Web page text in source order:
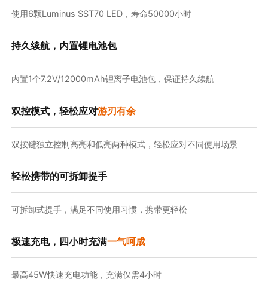
使用6颗Luminus SST70 LED，寿命50000小时
持久续航，内置锂电池包
内置1个7.2V/12000mAh锂离子电池包，保证持久续航
双控模式，轻松应对游刃有余
双按键独立控制高亮和低亮两种模式，轻松应对不同使用场景
轻松携带的可拆卸提手
可拆卸式提手，满足不同使用习惯，携带更轻松
极速充电，四小时充满一气呵成
最高45W快速充电功能，充满仅需4小时